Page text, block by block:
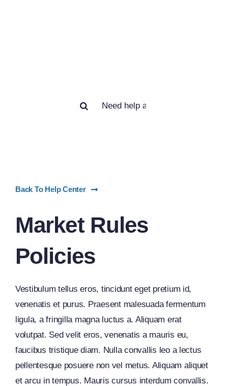
Back To Help Center
Market Rules
Policies
Vestibulum tellus eros, tincidunt eget pretium id,
venenatis et purus. Praesent malesuada fermentum
ligula, a fringilla magna luctus a. Aliquam erat
volutpat. Sed velit eros, venenatis a mauris eu,
faucibus tristique diam. Nulla convallis leo a lectus
pellentesque posuere non vel metus. Aliquam aliquet
et arcu in tempus. Mauris cursus interdum convallis.